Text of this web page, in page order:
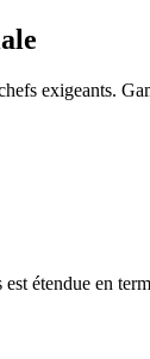
exigeants.
étendue en